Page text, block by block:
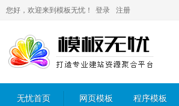
您好，欢迎来到模板无忧！ 登录 注册
无忧首页 网页模板 程序模板